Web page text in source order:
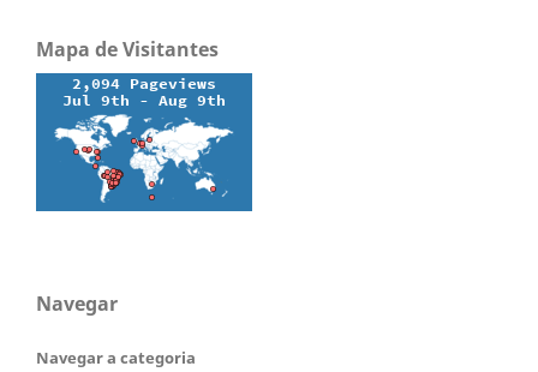
Mapa de Visitantes
Navegar
Navegar a categoria